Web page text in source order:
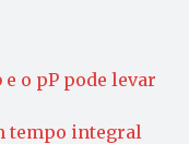
o pP pode levar
tempo integral